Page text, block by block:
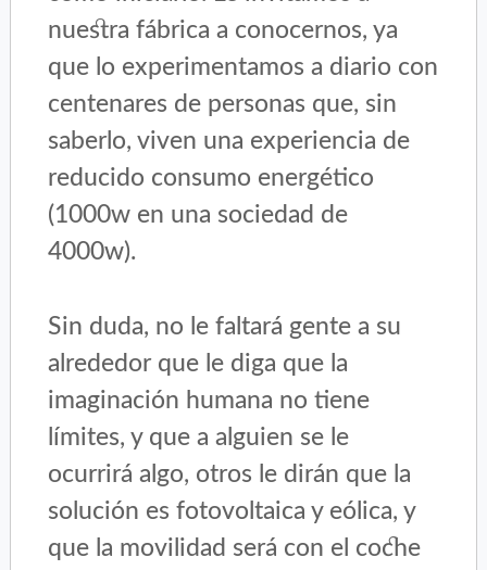
nuestra fábrica a conocernos, ya
que lo experimentamos a diario con
centenares de personas que, sin
saberlo, viven una experiencia de
reducido consumo energético
(1000w en una sociedad de
4000w).
Sin duda, no le faltará gente a su
alrededor que le diga que la
imaginación humana no tiene
límites, y que a alguien se le
ocurrirá algo, otros le dirán que la
solución es fotovoltaica y eólica, y
que la movilidad será con el coche